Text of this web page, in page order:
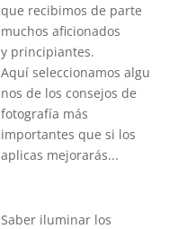
que recibimos de parte
muchos aficionados
y principiantes.
Aquí seleccionamos algu
nos de los consejos de
fotografía más
importantes que si los
aplicas mejorarás...
Saber iluminar los